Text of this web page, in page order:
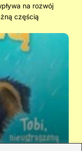
na rozwój
częścią